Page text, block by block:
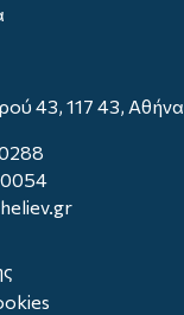
43, 117 43, Αθήνα